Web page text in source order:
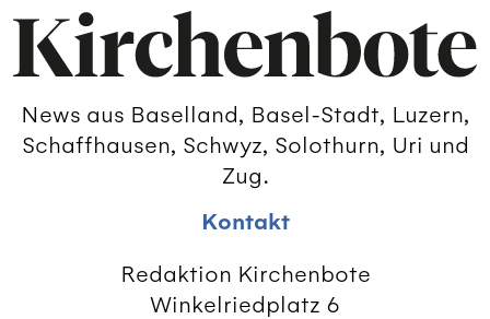
News aus Baselland, Basel-Stadt, Luzern,
Schaffhausen, Schwyz, Solothurn, Uri und
Zug.
Kontakt
Redaktion Kirchenbote
Winkelriedplatz 6